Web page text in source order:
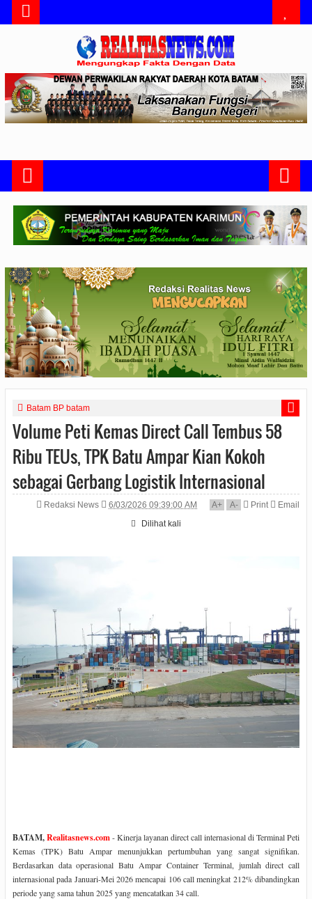
Batam BP batam
Volume Peti Kemas Direct Call Tembus 58
Ribu TEUs, TPK Batu Ampar Kian Kokoh
sebagai Gerbang Logistik Internasional
Redaksi News 6/03/2026 09:39:00 AM A+ A- Print
Email
Dilihat kali
BATAM,Realitasnews.com- Kinerja layanan direct call internasional di Terminal Peti
Kemas (TPK) Batu Ampar menunjukkan pertumbuhan yang sangat signifikan.
Berdasarkan data operasional Batu Ampar Container Terminal, jumlah direct call
internasional pada Januari-Mei 2026 mencapai 106 call meningkat 212% dibandingkan
periode yang sama tahun 2025 yang mencatatkan 34 call.